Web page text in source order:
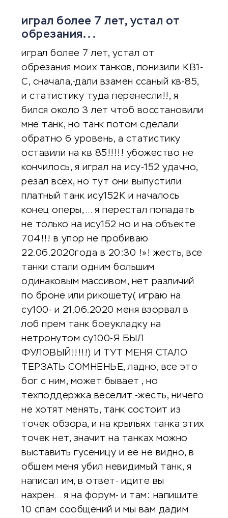
играл более 7 лет, устал от
обрезания...
играл более 7 лет, устал от
обрезания моих танков, понизили КВ1-
С, сначала,-дали взамен ссаный кв-85,
и статистику туда перенесли!!, я
бился около 3 лет чтоб восстановили
мне танк, но танк потом сделали
обратно 6 уровень, а статистику
оставили на кв 85!!!!! убожество не
кончилось, я играл на ису-152 удачно,
резал всех, но тут они выпустили
платный танк ису152К и началось
конец оперы,… я перестал попадать
не только на ису152 но и на объекте
704!!! в упор не пробиваю
22.06.2020года в 20:30 !»! жесть, все
танки стали одним большим
одинаковым массивом, нет различий
по броне или рикошету( играю на
су100- и 21.06.2020 меня взорвал в
лоб прем танк боеукладку на
нетронутом су100-Я БЫЛ
ФУЛОВЫЙ!!!!!) И ТУТ МЕНЯ СТАЛО
ТЕРЗАТЬ СОМНЕНЬЕ, ладно, все это
бог с ним, может бывает , но
техподдержка веселит -жесть, ничего
не хотят менять, танк состоит из
точек обзора, и на крыльях танка этих
точек нет, значит на танках можно
выставить гусеницу и её не видно, в
общем меня убил невидимый танк, я
написал им, в ответ- идите вы
нахрен… я на форум- и там: напишите
10 спам сообщений и мы вам дадим